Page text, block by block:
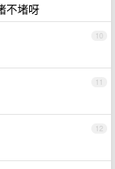
不堵呀
10
11
12